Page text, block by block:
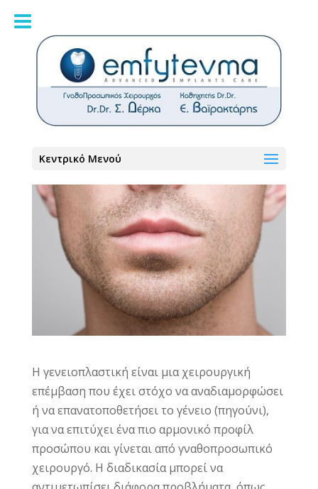
Κεντρικό Μενού
Γενειοπλαστική
Η γενειοπλαστική είναι μια χειρουργική
επέμβαση που έχει στόχο να αναδιαμορφώσει
ή να επανατοποθετήσει το γένειο (πηγούνι),
για να επιτύχει ένα πιο αρμονικό προφίλ
προσώπου και γίνεται από γναθοπροσωπικό
χειρουργό. Η διαδικασία μπορεί να